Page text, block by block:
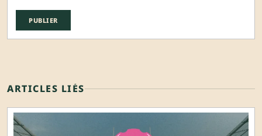
ARTICLES LIÉS